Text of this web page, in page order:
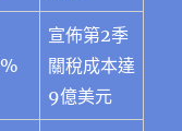
宣佈第2季
關稅成本達
9億美元